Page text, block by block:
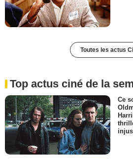
Toutes les actus
Top actus ciné de la
Ce